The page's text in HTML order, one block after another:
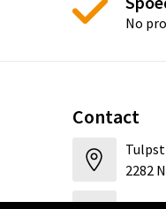
No
Contact
2282